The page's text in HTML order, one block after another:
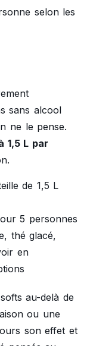
selon les
sans alcool
ne le pense.
1,5 L par
de 1,5 L
5 personnes
thé glacé,
en
au-delà de
ou une
son effet et